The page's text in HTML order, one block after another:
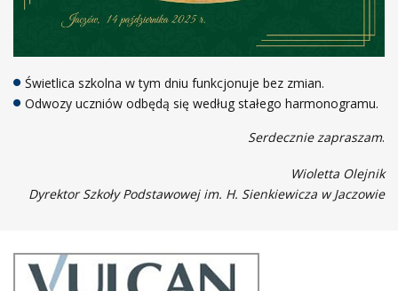
Świetlica szkolna w tym dniu funkcjonuje bez zmian.
Odwozy uczniów odbędą się według stałego harmonogramu.
Serdecznie zapraszam.
Wioletta Olejnik
Dyrektor Szkoły Podstawowej im. H. Sienkiewicza w Jaczowie